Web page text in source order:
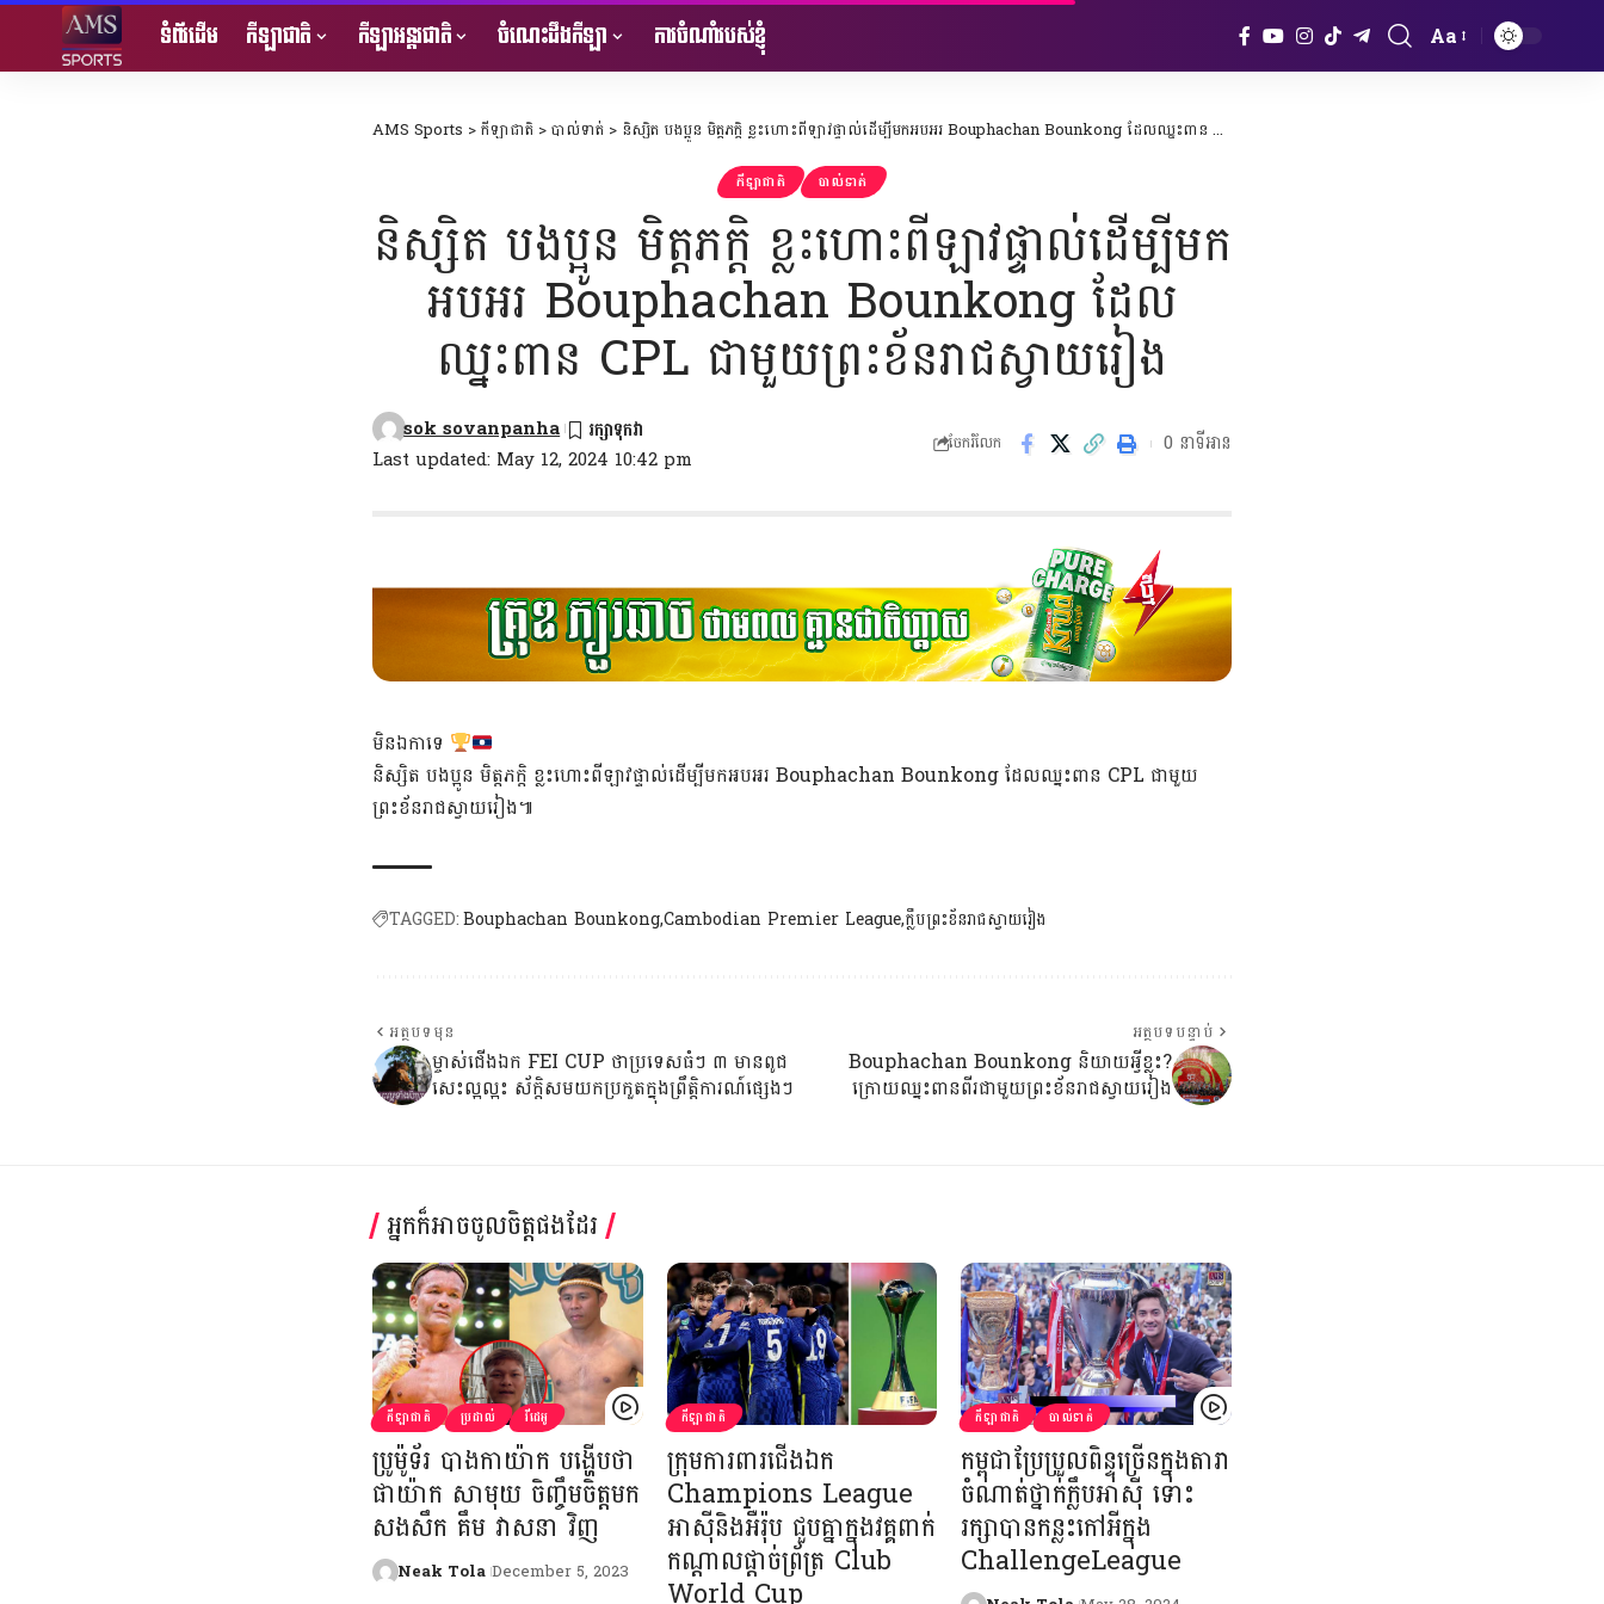
ទំព័រដើម កីឡាជាតិ កីឡាអន្តរជាតិ ចំណេះដឹងកីឡា ការចំណាំរបស់ខ្ញុំ
Font
Resizer
Aa
AMS Sports >កីឡាជាតិ >បាល់ទាត់ > និស្សិត បងប្អូន មិត្តភក្តិ ខ្លះហោះពីឡាវផ្ទាល់ដើម្បីមកអបអរ Bouphachan Bounkong ដែលឈ្នះពាន CPL ជាមួយព្រះខ័នរាជស្វាយរៀង
កីឡាជាតិ បាល់ទាត់
និស្សិត បងប្អូន មិត្តភក្តិ ខ្លះហោះពីឡាវផ្ទាល់ដើម្បីមក
អបអរ Bouphachan Bounkong ដែល
ឈ្នះពាន CPL ជាមួយព្រះខ័នរាជស្វាយរៀង
Last updated: May 12, 2024 10:42 pm
sok sovanpanha ចែករំលែក 0 នាទីអាន
មិនឯកាទេ
និស្សិត បងប្អូន មិត្តភក្តិ ខ្លះហោះពីឡាវផ្ទាល់ដើម្បីមកអបអរ Bouphachan Bounkong ដែលឈ្នះពាន CPL ជាមួយ
ព្រះខ័នរាជស្វាយរៀង៕
TAGGED:Bouphachan BounkongCambodian Premier Leagueក្លឹបព្រះខ័នរាជស្វាយរៀង
អត្ថបទមុន
ម្ចាស់ជើងឯក FEI CUP ថាប្រទេសធំៗ ៣ មានពូជ
សេះល្អល្អះ ស័ក្តិសមយកប្រកួតក្នុងព្រឹត្តិការណ៍ផ្សេងៗ
អត្ថបទបន្ទាប់
Bouphachan Bounkong និយាយអ្វីខ្លះ?
ក្រោយឈ្នះពានពីរជាមួយព្រះខ័នរាជស្វាយរៀង
អ្នកក៏អាចចូលចិត្តផងដែរ
កីឡាជាតិ ប្រដាល់ វីដេអូ
ប្រូម៉ូទ័រ បាងកាយ៉ាក បង្ហើបថា
ផាយ៉ាក សាមុយ ចិញ្ចឹមចិត្តមក
សងសឹក គឹម វាសនា វិញ
Neak Tola December 5, 2023
កីឡាជាតិ
ក្រុមការពារជើងឯក
Champions League
អាស៊ីនិងអឺរ៉ុប ជួបគ្នាក្នុងវគ្គពាក់
កណ្ដាលផ្ដាច់ព្រ័ត្រ Club
កីឡាជាតិ បាល់ទាត់
កម្ពុជាប្រែប្រួលពិន្ទុច្រើនក្នុងតារា
ចំណាត់ថ្នាក់ក្លឹបអាស៊ី ទោះ
រក្សាបានកន្លះកៅអីក្នុង
ChallengeLeague